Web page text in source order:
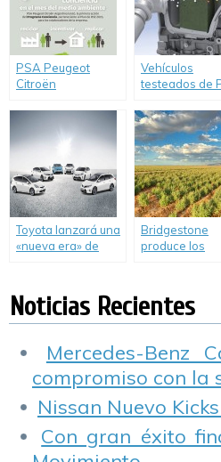
PSA Peugeot
Citroën
Vehículos
testeados de
cumplen con
normas de no
contaminar.
Toyota lanzará una
«nueva era» de
expandirá su
oferta global.
Bridgestone
produce los
Noticias Recientes
Mercedes-Benz
compromiso con la
Nissan Nuevo
Con gran éxito